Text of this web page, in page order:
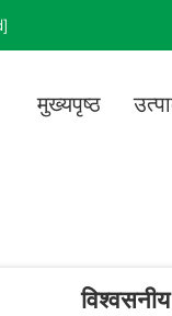
मुख्यपृष्ठ